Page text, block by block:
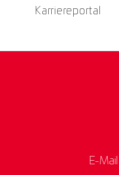
Karriereportal
E-Mail